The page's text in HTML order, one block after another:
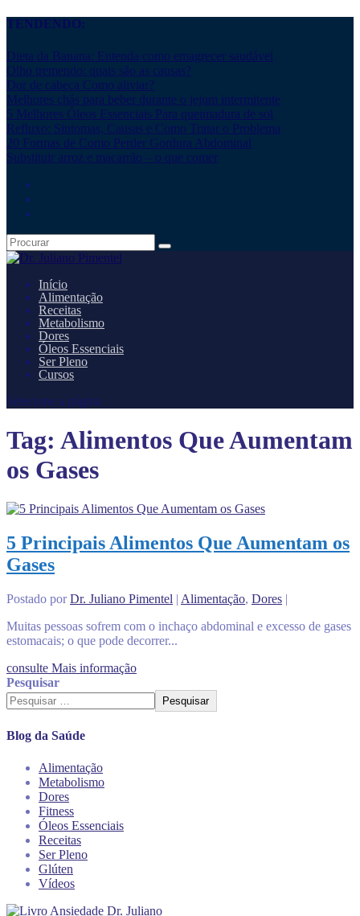
TENDENDO:
Dieta da Banana: Entenda como emagrecer saudável
Olho tremendo: quais são as causas?
Dor de cabeça Como aliviar?
Melhores chás para beber durante o jejum intermitente
5 Melhores Óleos Essenciais Para queimadura de sol
Refluxo: Sintomas, Causas e Como Tratar o Problema
20 Formas de Como Perder Gordura Abdominal
Substituir arroz e macarrão – o que comer
Início
Alimentação
Receitas
Metabolismo
Dores
Óleos Essenciais
Ser Pleno
Cursos
Selecione a página
Tag: Alimentos Que Aumentam
os Gases
5 Principais Alimentos Que Aumentam os
Gases
Postado porDr. Juliano Pimentel | Alimentação, Dores |
Muitas pessoas sofrem com o inchaço abdominal e excesso de gases
estomacais; o que pode decorrer...
consulte Mais informação
Pesquisar
Pesquisar
Blog da Saúde
Alimentação
Metabolismo
Dores
Fitness
Óleos Essenciais
Receitas
Ser Pleno
Glúten
Vídeos